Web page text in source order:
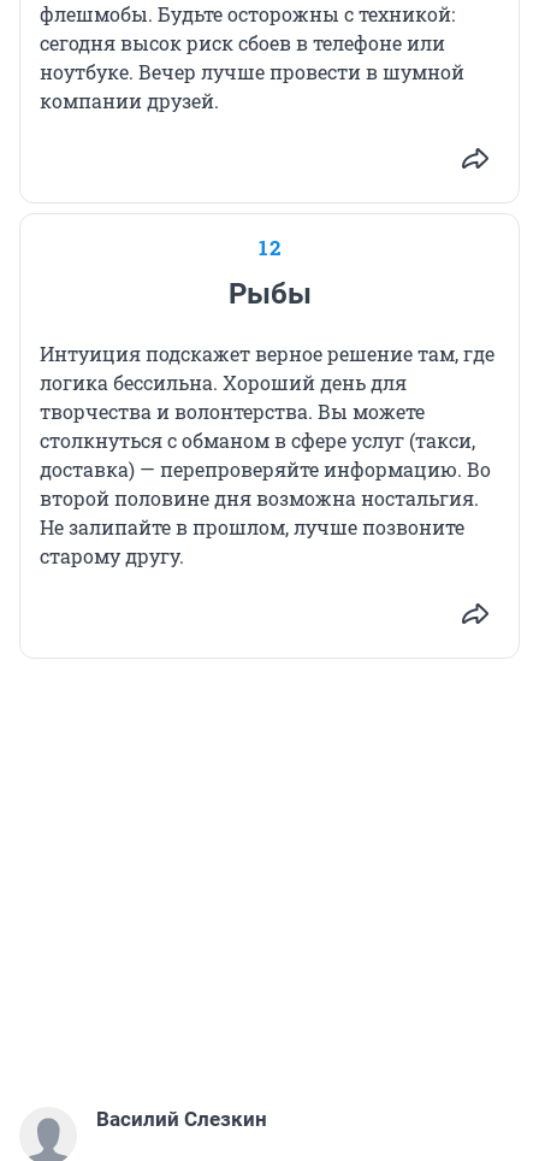
флешмобы. Будьте осторожны с техникой:
сегодня высок риск сбоев в телефоне или
ноутбуке. Вечер лучше провести в шумной
компании друзей.
12
Рыбы
Интуиция подскажет верное решение там, где
логика бессильна. Хороший день для
творчества и волонтерства. Вы можете
столкнуться с обманом в сфере услуг (такси,
доставка) — перепроверяйте информацию. Во
второй половине дня возможна ностальгия.
Не залипайте в прошлом, лучше позвоните
старому другу.
Василий Слезкин